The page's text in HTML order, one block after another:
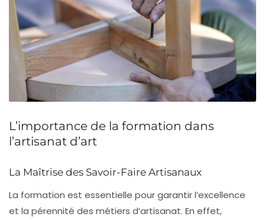
L’importance de la formation dans
l’artisanat d’art
La Maîtrise des Savoir-Faire Artisanaux
La formation est essentielle pour garantir l’excellence
et la pérennité des métiers d’artisanat. En effet,